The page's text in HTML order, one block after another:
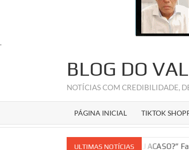
.
BLOG DO
NOTÍCIAS COM CREDIBILIDADE,
PÁGINA INICIAL TIKTOK
ULTIMAS NOTÍCIAS
“VINGANÇA OU ACASO?” Família de Rildo